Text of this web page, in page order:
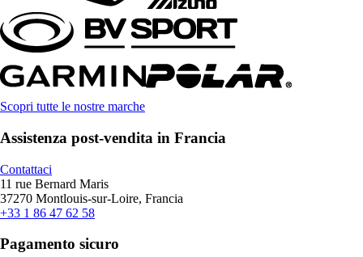
Scopri tutte le nostre marche
Assistenza post-vendita in Francia
Contattaci
11 rue Bernard Maris
37270 Montlouis-sur-Loire, Francia
+33 1 86 47 62 58
Pagamento sicuro